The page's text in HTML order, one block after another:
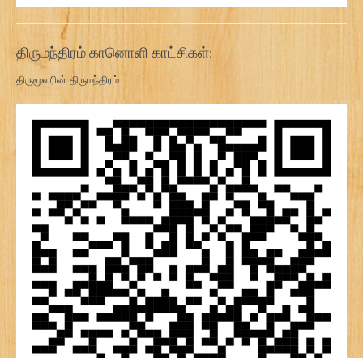
திருமந்திரம் கானொளி காட்சிகள்:
திருமூலரின் திருமந்திரம்